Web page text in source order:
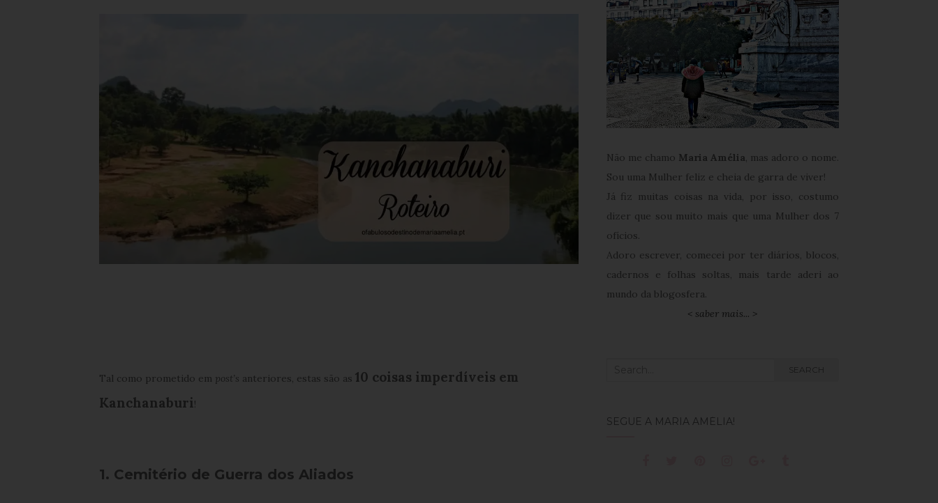
Tal como prometido em post’s anteriores, estas são as 10 coisas imperdíveis em
Kanchanaburi!
1. Cemitério de Guerra dos Aliados
Não me chamo Maria Amélia , mas adoro o nome.
Sou uma Mulher feliz e cheia de garra de viver!
Já fiz muitas coisas na vida, por isso, costumo
dizer que sou muito mais que uma Mulher dos 7
ofícios.
Adoro escrever, comecei por ter diários, blocos,
cadernos e folhas soltas, mais tarde aderi ao
mundo da blogosfera.
< saber mais... >
SEARCH
SEGUE A MARIA AMÉLIA!